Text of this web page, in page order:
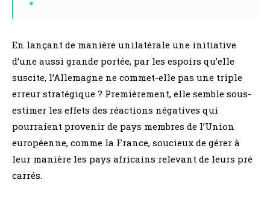
En lançant de manière unilatérale une initiative
d’une aussi grande portée, par les espoirs qu’elle
suscite, l’Allemagne ne commet-elle pas une triple
erreur stratégique ? Premièrement, elle semble sous-
estimer les effets des réactions négatives qui
pourraient provenir de pays membres de l’Union
européenne, comme la France, soucieux de gérer à
leur manière les pays africains relevant de leurs pré
carrés.